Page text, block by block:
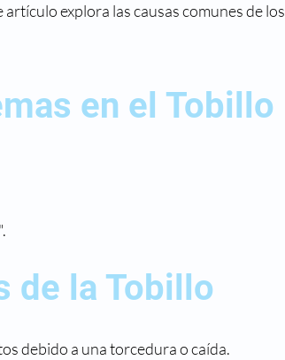
explora las causas comunes de
en el Tobillo
de la Tobillo
debido a una torcedura o caída.